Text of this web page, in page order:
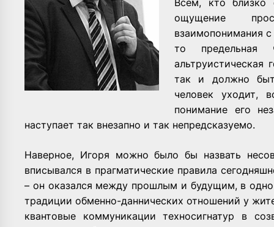
ощущение
взаимопонимания с
то предельная
альтруистическая
так и должно
человек уходит,
понимание его
наступает так внезапно и так непредсказуемо.
Наверное, Игоря можно было бы назвать
вписывался в прагматические правила
– он оказался между прошлым и будущим, в
традиции обменно-даннических отношений у
квантовые коммуникации техносигнатур в